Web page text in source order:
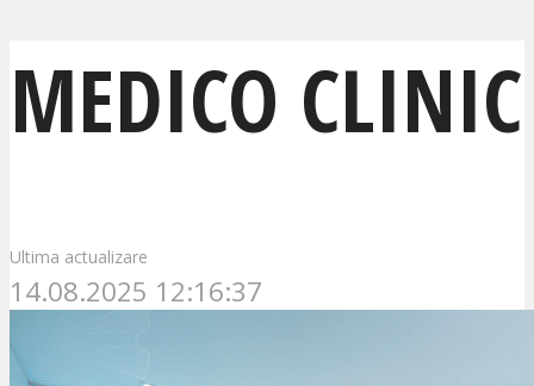
MEDICO CLINIC
Ultima actualizare
14.08.2025 12:16:37